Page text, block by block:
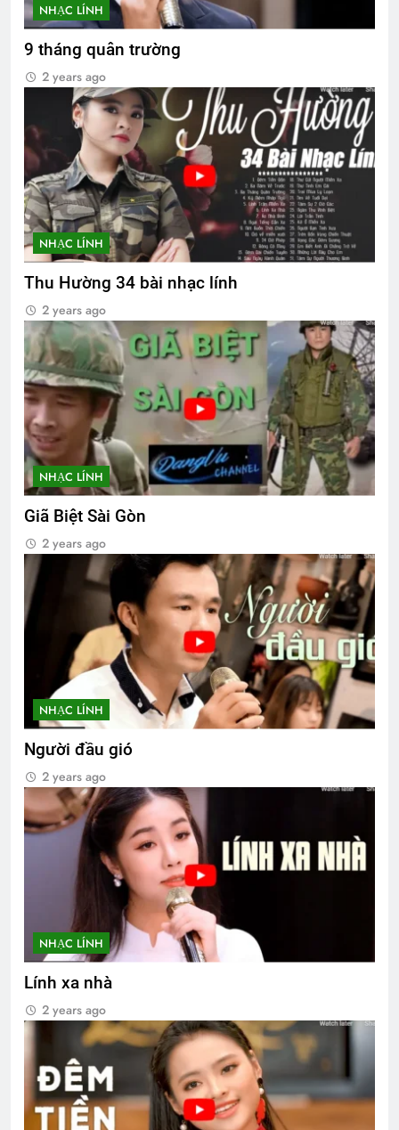
NHẠC LÍNH
9 tháng quân trường
2 years ago
NHẠC LÍNH
Thu Hường 34 bài nhạc lính
2 years ago
NHẠC LÍNH
Giã Biệt Sài Gòn
2 years ago
NHẠC LÍNH
Người đầu gió
2 years ago
NHẠC LÍNH
Lính xa nhà
2 years ago